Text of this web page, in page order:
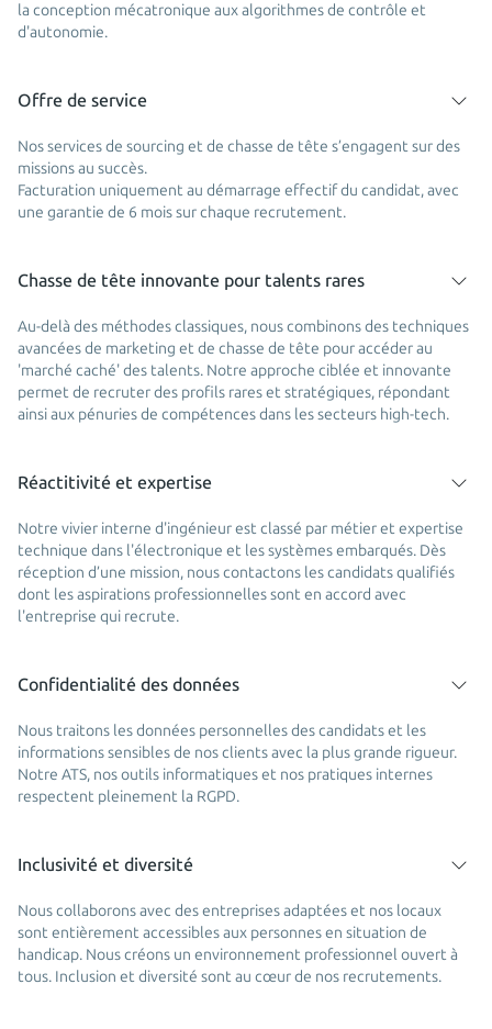
la conception mécatronique aux algorithmes de contrôle et
d'autonomie.
Offre de service
Nos services de sourcing et de chasse de tête s’engagent sur des
missions au succès.
Facturation uniquement au démarrage effectif du candidat, avec
une garantie de 6 mois sur chaque recrutement.
Chasse de tête innovante pour talents rares
Au-delà des méthodes classiques, nous combinons des techniques
avancées de marketing et de chasse de tête pour accéder au
'marché caché' des talents. Notre approche ciblée et innovante
permet de recruter des profils rares et stratégiques, répondant
ainsi aux pénuries de compétences dans les secteurs high-tech.
Réactitivité et expertise
Notre vivier interne d'ingénieur est classé par métier et expertise
technique dans l'électronique et les systèmes embarqués. Dès
réception d’une mission, nous contactons les candidats qualifiés
dont les aspirations professionnelles sont en accord avec
l'entreprise qui recrute.
Confidentialité des données
Nous traitons les données personnelles des candidats et les
informations sensibles de nos clients avec la plus grande rigueur.
Notre ATS, nos outils informatiques et nos pratiques internes
respectent pleinement la RGPD.
Inclusivité et diversité
Nous collaborons avec des entreprises adaptées et nos locaux
sont entièrement accessibles aux personnes en situation de
handicap. Nous créons un environnement professionnel ouvert à
tous. Inclusion et diversité sont au cœur de nos recrutements.